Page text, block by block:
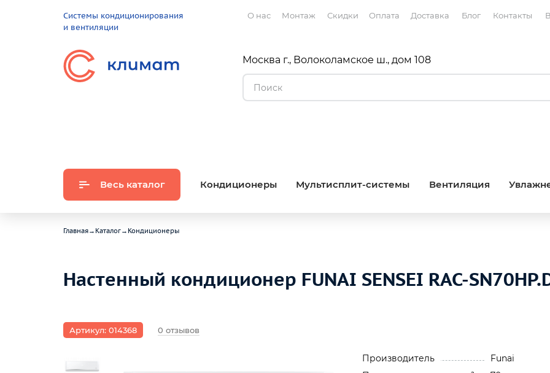
Системы кондиционирования
и вентиляции
О нас Монтаж Скидки Оплата Доставка Блог Контакты
Москва г., Волоколамское ш., дом 108
Весь каталог Кондиционеры Мультисплит-системы Вентиляция
Главная→ Каталог→ Кондиционеры
Настенный кондиционер FUNAI SENSEI RAC-
Артикул: 014368 0 отзывов
Производитель
Funai